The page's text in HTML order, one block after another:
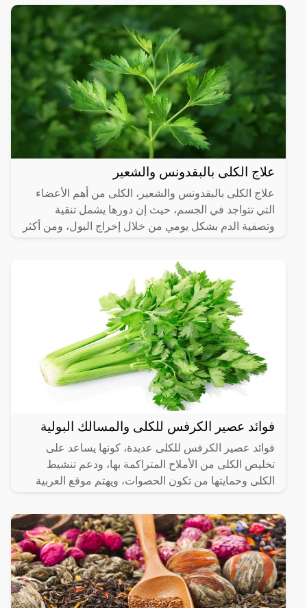
علاج الكلى بالبقدونس والشعير
علاج الكلى بالبقدونس والشعير، الكلى من أهم الأعضاء
التي تتواجد في الجسم، حيث إن دورها يشمل تنقية
وتصفية الدم بشكل يومي من خلال إخراج البول، ومن أكثر
فوائد عصير الكرفس للكلى والمسالك البولية
فوائد عصير الكرفس للكلى عديدة، كونها يساعد على
تخليص الكلى من الأملاح المتراكمة بها، ودعم تنشيط
الكلى وحمايتها من تكون الحصوات، ويهتم موقع العربية